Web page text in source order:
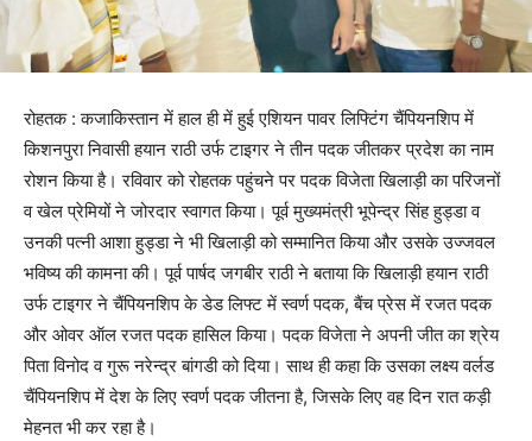
रोहतक : कजाकिस्तान में हाल ही में हुई एशियन पावर लिफ्टिंग चैंपियनशिप में
किशनपुरा निवासी हयान राठी उर्फ टाइगर ने तीन पदक जीतकर प्रदेश का नाम
रोशन किया है। रविवार को रोहतक पहुंचने पर पदक विजेता खिलाड़ी का परिजनों
व खेल प्रेमियों ने जोरदार स्वागत किया। पूर्व मुख्यमंत्री भूपेन्द्र सिंह हुड्डा व
उनकी पत्नी आशा हुड्डा ने भी खिलाड़ी को सम्मानित किया और उसके उज्जवल
भविष्य की कामना की। पूर्व पार्षद जगबीर राठी ने बताया कि खिलाड़ी हयान राठी
उर्फ टाइगर ने चैंपियनशिप के डेड लिफ्ट में स्वर्ण पदक, बैंच प्रेस में रजत पदक
और ओवर ऑल रजत पदक हासिल किया। पदक विजेता ने अपनी जीत का श्रेय
पिता विनोद व गुरू नरेन्द्र बांगडी को दिया। साथ ही कहा कि उसका लक्ष्य वर्लड
चैंपियनशिप में देश के लिए स्वर्ण पदक जीतना है, जिसके लिए वह दिन रात कड़ी
मेहनत भी कर रहा है।